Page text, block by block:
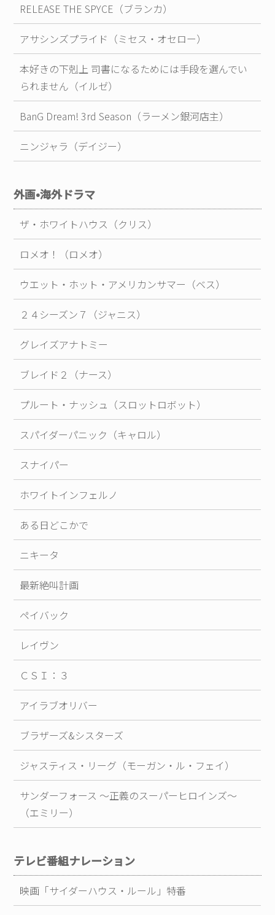
RELEASE THE SPYCE（ブランカ）
アサシンズプライド（ミセス・オセロー）
本好きの下剋上 司書になるためには手段を選んでい
られません（イルゼ）
BanG Dream! 3rd Season（ラーメン銀河店主）
ニンジャラ（デイジー）
外画•海外ドラマ
ザ・ホワイトハウス（クリス）
ロメオ！（ロメオ）
ウエット・ホット・アメリカンサマー（ベス）
２４シーズン７（ジャニス）
グレイズアナトミー
ブレイド２（ナース）
プルート・ナッシュ（スロットロボット）
スパイダーパニック（キャロル）
スナイパー
ホワイトインフェルノ
ある日どこかで
ニキータ
最新絶叫計画
ペイバック
レイヴン
ＣＳＩ：３
アイラブオリバー
ブラザーズ&シスターズ
ジャスティス・リーグ（モーガン・ル・フェイ）
サンダーフォース ～正義のスーパーヒロインズ～
（エミリー）
テレビ番組ナレーション
映画「サイダーハウス・ルール」特番